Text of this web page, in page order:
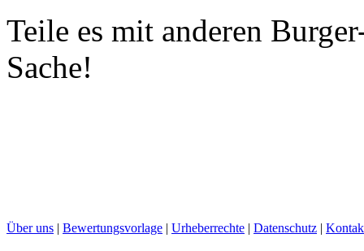
Teile es mit anderen
Sache!
Über uns | Bewertungsvorlage | Urheberrechte | Datenschutz |